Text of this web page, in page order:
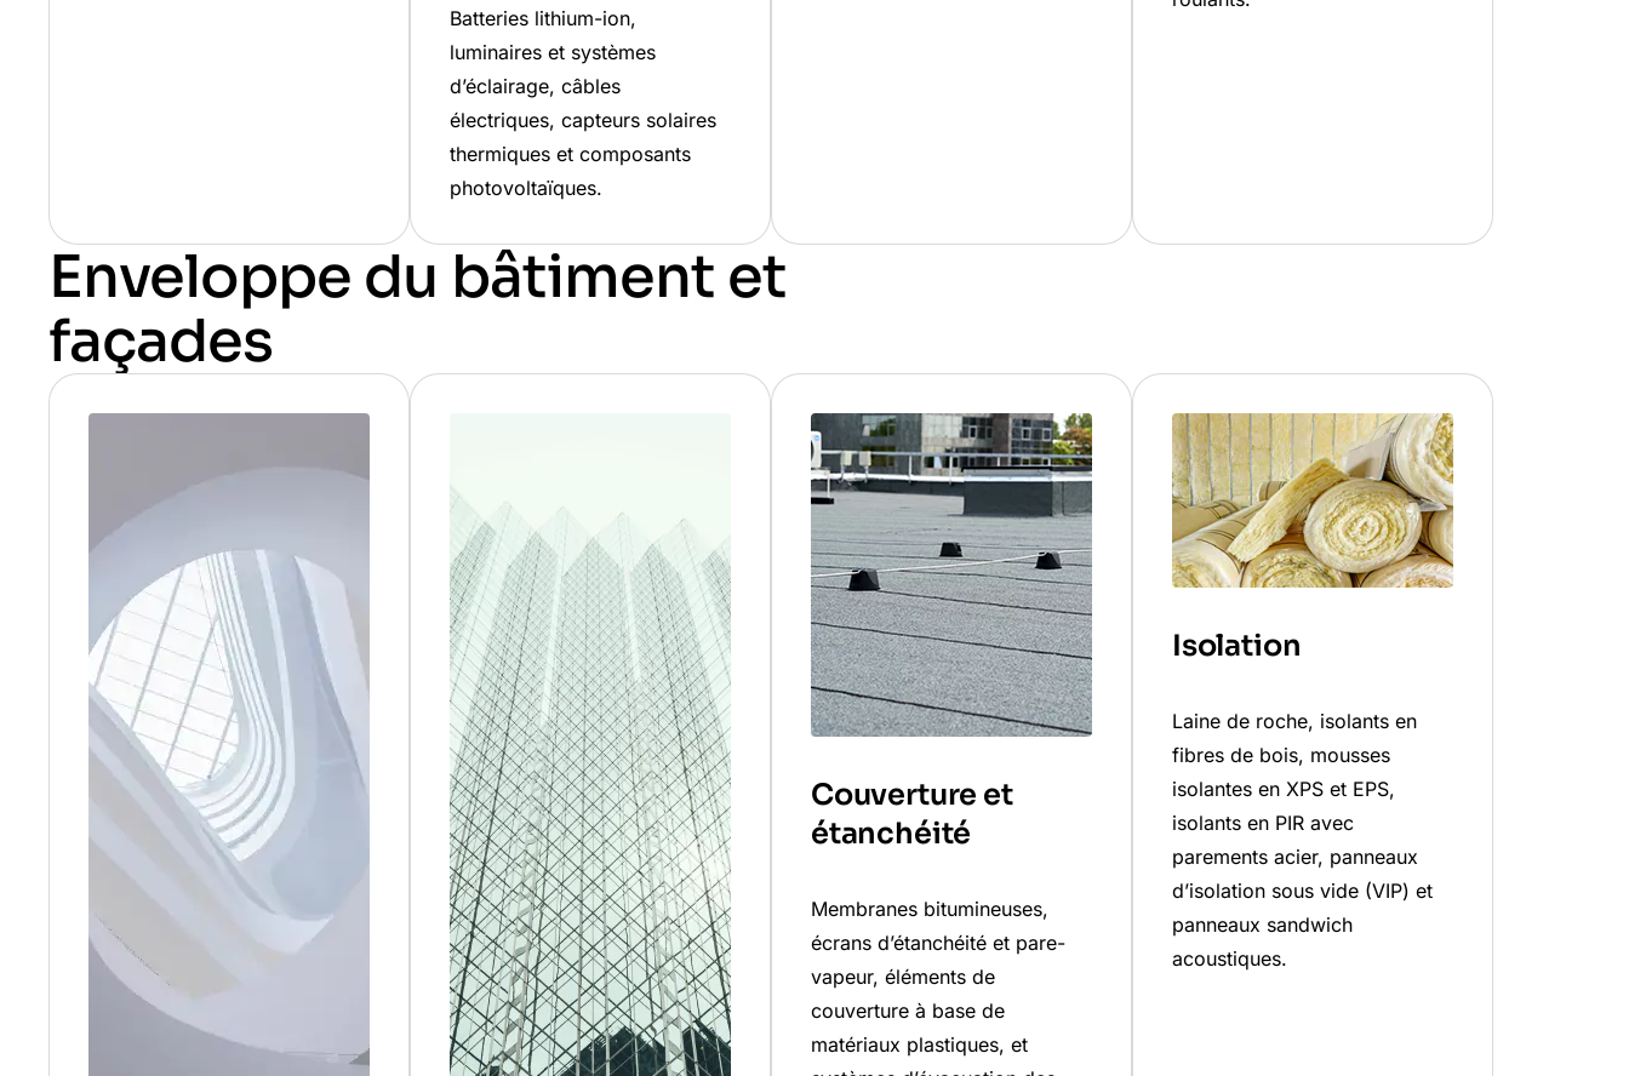
Batteries lithium-ion,
luminaires et systèmes
d’éclairage, câbles
électriques, capteurs solaires
thermiques et composants
photovoltaïques.
Enveloppe du bâtiment et
façades
Couverture et
étanchéité
Membranes bitumineuses,
écrans d’étanchéité et pare-
vapeur, éléments de
couverture à base de
matériaux plastiques, et
Isolation
Laine de roche, isolants en
fibres de bois, mousses
isolantes en XPS et EPS,
isolants en PIR avec
parements acier, panneaux
d’isolation sous vide (VIP) et
panneaux sandwich
acoustiques.